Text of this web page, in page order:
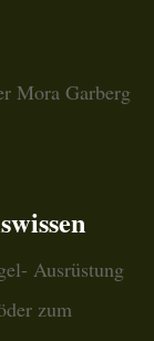
Mora Garberg
Ausrüstung
zum